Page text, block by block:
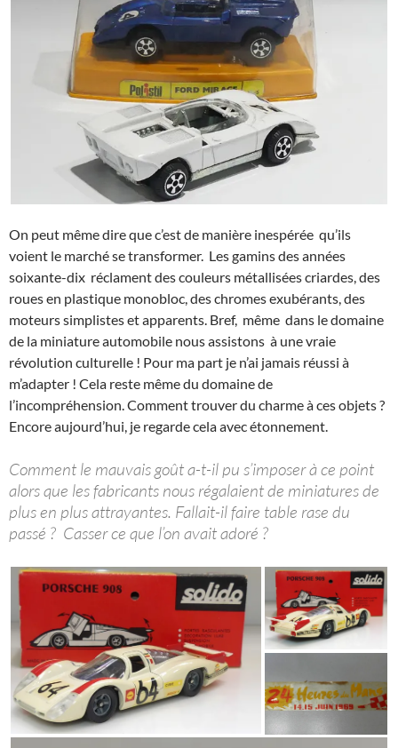
On peut même dire que c’est de manière inespérée qu’ils
voient le marché se transformer. Les gamins des années
soixante-dix réclament des couleurs métallisées criardes, des
roues en plastique monobloc, des chromes exubérants, des
moteurs simplistes et apparents. Bref, même dans le domaine
de la miniature automobile nous assistons à une vraie
révolution culturelle ! Pour ma part je n’ai jamais réussi à
m’adapter ! Cela reste même du domaine de
l’incompréhension. Comment trouver du charme à ces objets ?
Encore aujourd’hui, je regarde cela avec étonnement.
Comment le mauvais goût a-t-il pu s’imposer à ce point
alors que les fabricants nous régalaient de miniatures de
plus en plus attrayantes. Fallait-il faire table rase du
passé ? Casser ce que l’on avait adoré ?